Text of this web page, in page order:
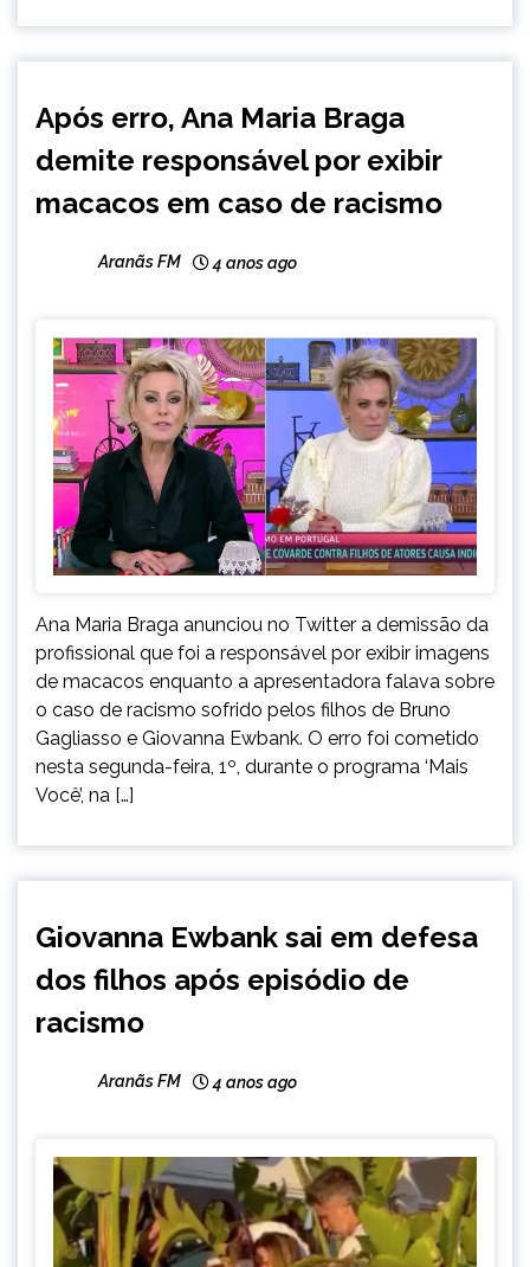
Após erro, Ana Maria Braga
demite responsável por exibir
macacos em caso de racismo
Aranãs FM 4 anos ago
Ana Maria Braga anunciou no Twitter a demissão da
profissional que foi a responsável por exibir imagens
de macacos enquanto a apresentadora falava sobre
o caso de racismo sofrido pelos filhos de Bruno
Gagliasso e Giovanna Ewbank. O erro foi cometido
nesta segunda-feira, 1º, durante o programa ‘Mais
Você’, na […]
Giovanna Ewbank sai em defesa
dos filhos após episódio de
racismo
Aranãs FM 4 anos ago